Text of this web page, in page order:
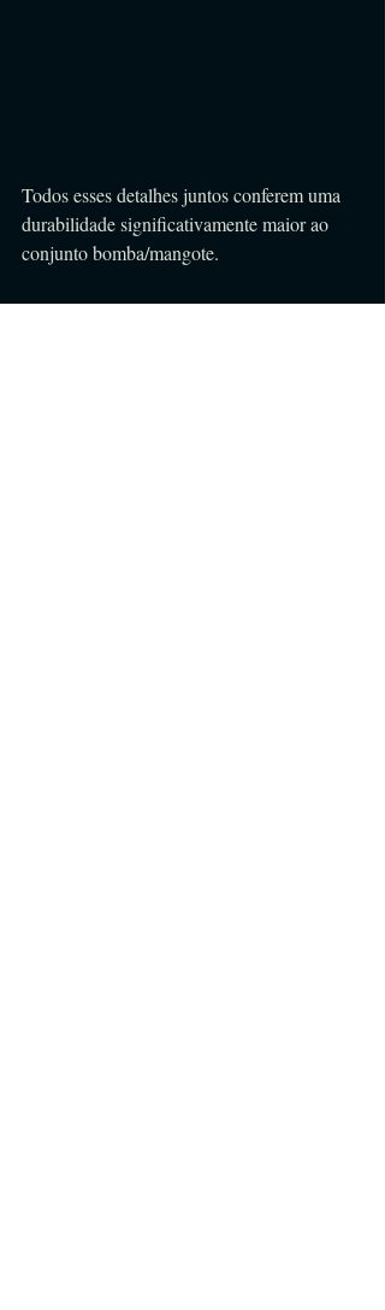
Todos esses detalhes juntos conferem uma
durabilidade significativamente maior ao
conjunto bomba/mangote.
Para conferir mais detalhes dessa mangueira